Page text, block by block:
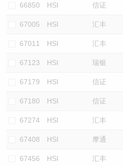
66850 HSI 信证
67005 HSI 汇丰
67011 HSI 汇丰
67123 HSI 瑞银
67179 HSI 信证
67180 HSI 信证
67274 HSI 汇丰
67408 HSI 摩通
67456 HSI 汇丰